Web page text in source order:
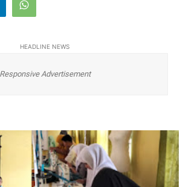
HEADLINE NEWS
Responsive Advertisement